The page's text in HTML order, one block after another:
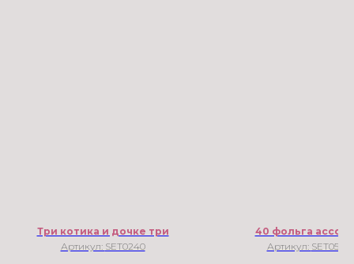
Три котика и дочке три
Артикул: SET0240
40 фольга
Артикул: SET0534